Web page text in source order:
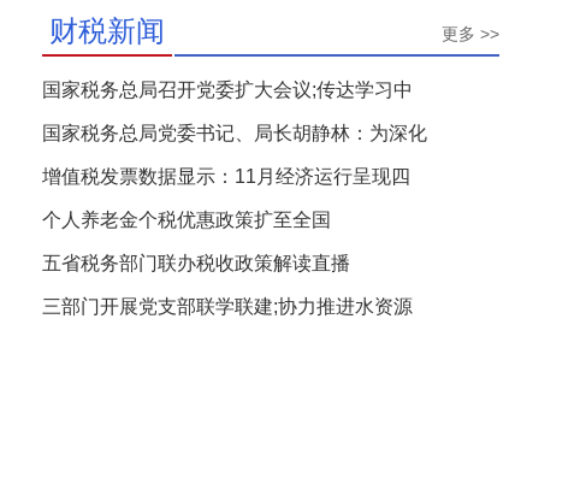
财税新闻 更多 >>
国家税务总局召开党委扩大会议;传达学习中
国家税务总局党委书记、局长胡静林：为深化
增值税发票数据显示：11月经济运行呈现四
个人养老金个税优惠政策扩至全国
五省税务部门联办税收政策解读直播
三部门开展党支部联学联建;协力推进水资源